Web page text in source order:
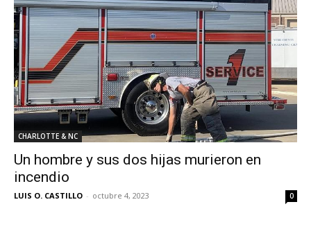
CHARLOTTE & NC
Un hombre y sus dos hijas murieron en
incendio
LUIS O. CASTILLO - octubre 4, 2023 0